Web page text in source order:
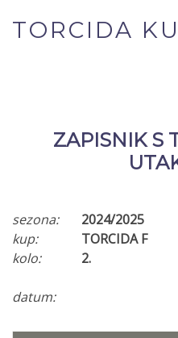
TORCIDA
ZAPISNIK S
sezona: 2024/2025
kup:
TORCIDA F
kolo:
2.
datum: